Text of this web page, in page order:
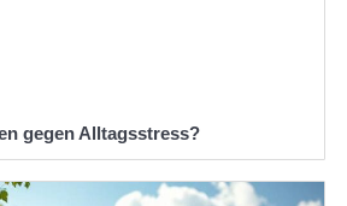
gegen Alltagsstress?